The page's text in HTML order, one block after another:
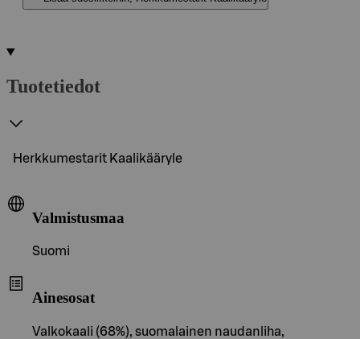
Tuotetiedot
Herkkumestarit Kaalikääryle
Valmistusmaa
Suomi
Ainesosat
Valkokaali (68%), suomalainen naudanliha,